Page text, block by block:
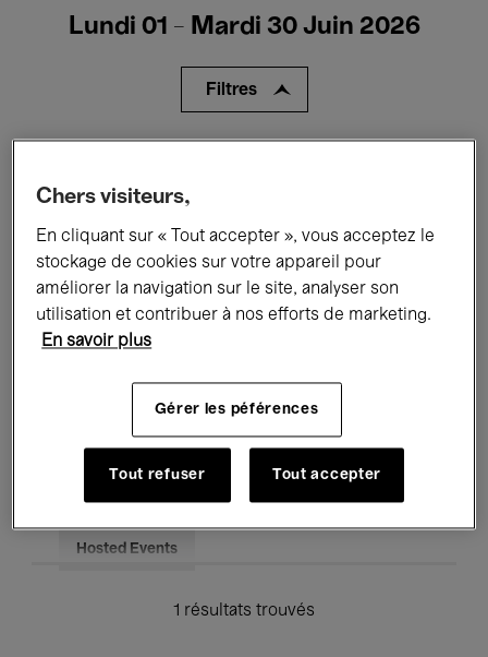
Lundi 01 - Mardi 30 Juin 2026
Filtres
Rencontres & Débats Jazz
Musique classique Global Music
Pour tous Kids’ Palace
Enseignement Visites guidées
Hosted Events
1 résultats trouvés
Chers visiteurs,
En cliquant sur « Tout accepter », vous acceptez le
stockage de cookies sur votre appareil pour
améliorer la navigation sur le site, analyser son
utilisation et contribuer à nos efforts de marketing.
En savoir plus
Gérer les péférences
Tout refuser Tout accepter